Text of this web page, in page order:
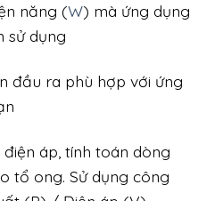
năng (W) mà ứng dụng
sử dụng
đầu ra phù hợp với ứng
áp, tính toán dòng
tổ ong. Sử dụng công